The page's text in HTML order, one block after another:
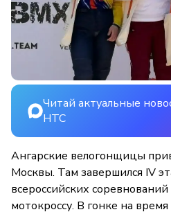
Читай актуальные
НТС
Ангарские велогонщицы
Москвы. Там завершился IV
всероссийских
мотокроссу. В гонке на